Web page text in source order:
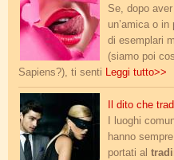
Se, dopo
un’amica o
di esemplari
(siamo poi
Sapiens?), ti senti Leggi tutto>>
dito_tradimento.jpgIl dito che
I luoghi
hanno
portati al